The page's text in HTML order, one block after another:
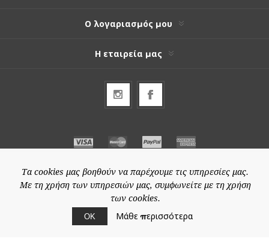
Ο λογαριασμός μου
Η εταιρεία μας
© 2026 Special-price.gr
Τα cookies μας βοηθούν να παρέχουμε τις υπηρεσίες μας.
Με τη χρήση των υπηρεσιών μας, συμφωνείτε με τη χρήση
των cookies.
ΟΚ
Μάθε περισσότερα